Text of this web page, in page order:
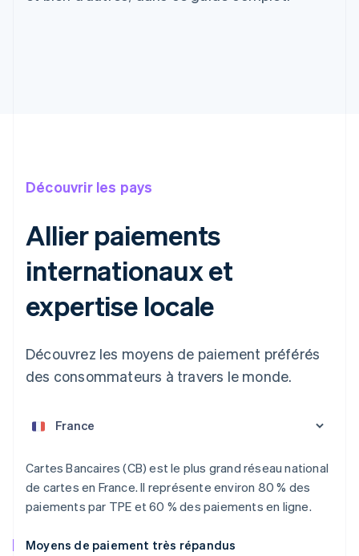
Découvrir les pays
Allier paiements
internationaux et
expertise locale
Découvrez les moyens de paiement préférés
des consommateurs à travers le monde.
Cartes Bancaires (CB) est le plus grand réseau national
de cartes en France. Il représente environ 80 % des
paiements par TPE et 60 % des paiements en ligne.
Moyens de paiement très répandus
Allemagne
English
Belgique
NederlandsFrançais DeutschEnglish
Brésil
Bulgarie
English